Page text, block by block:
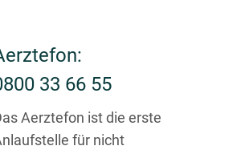
33 66 55
Aerztefon ist die erste
für nicht